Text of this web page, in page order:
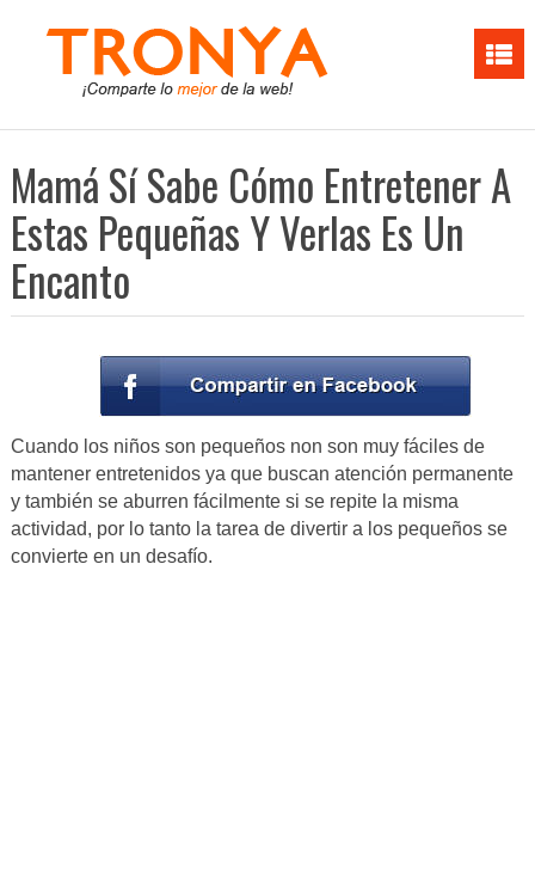
Mamá Sí Sabe Cómo Entretener A
Estas Pequeñas Y Verlas Es Un
Encanto
Cuando los niños son pequeños non son muy fáciles de
mantener entretenidos ya que buscan atención permanente
y también se aburren fácilmente si se repite la misma
actividad, por lo tanto la tarea de divertir a los pequeños se
convierte en un desafío.